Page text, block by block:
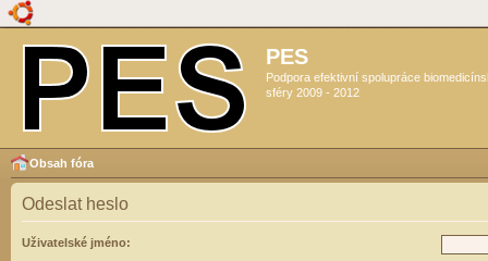
PES
Podpora efektivní spolupráce
sféry 2009 - 2012
Obsah fóra
Odeslat heslo
Uživatelské jméno: